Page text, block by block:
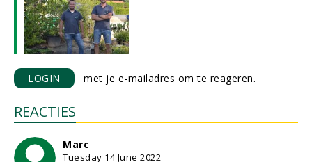
LOGIN met je e-mailadres om te reageren.
REACTIES
Marc
Tuesday 14 June 2022